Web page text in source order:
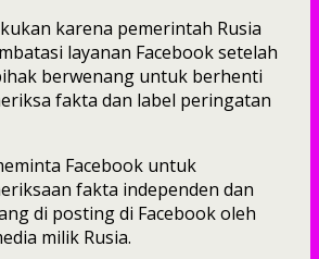
karena pemerintah Rusia
layanan Facebook setelah
berwenang untuk berhenti
fakta dan label peringatan
Facebook untuk
fakta independen dan
di posting di Facebook oleh
milik Rusia.